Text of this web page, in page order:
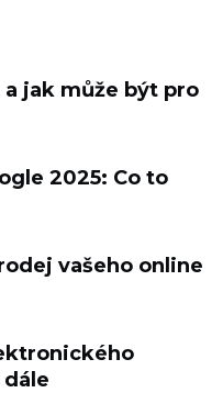
jak může být pro
2025: Co to
vašeho online